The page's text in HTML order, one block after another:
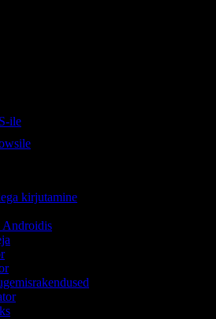
ile
kirjutamine
Androidis